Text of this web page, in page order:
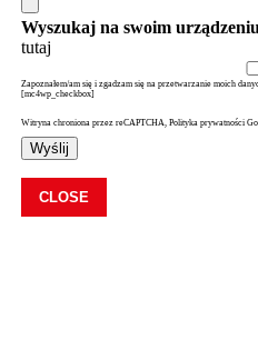
Wyszukaj na swoim urządzeniu
tutaj
Zapoznałem/am się i zgadzam się na przetwarzanie moich
[mc4wp_checkbox]
Witryna chroniona przez reCAPTCHA, Polityka prywatności
Wyślij
CLOSE